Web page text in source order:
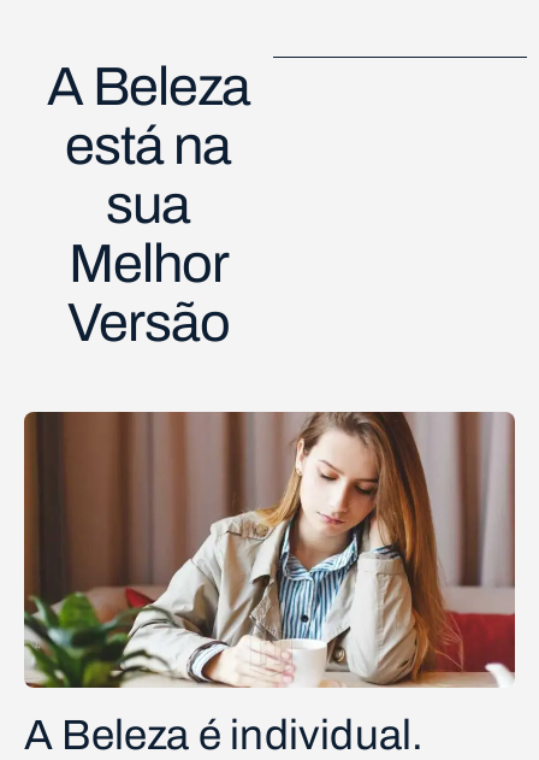
A Beleza
está na
sua
Melhor
Versão
A Beleza é individual.